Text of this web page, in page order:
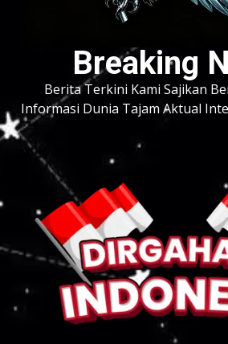
Breaking
Berita Terkini Kami Sajikan
Informasi Dunia Tajam Aktual